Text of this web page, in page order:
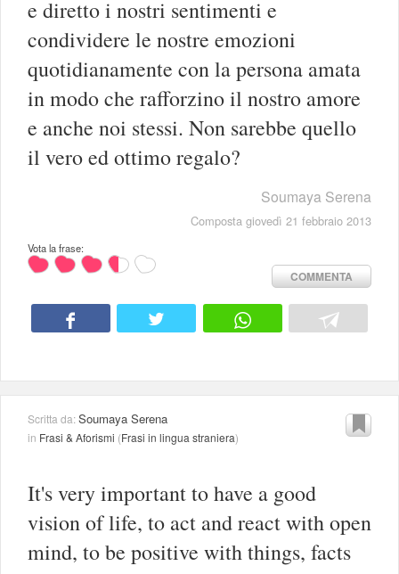
e diretto i nostri sentimenti e
condividere le nostre emozioni
quotidianamente con la persona amata
in modo che rafforzino il nostro amore
e anche noi stessi. Non sarebbe quello
il vero ed ottimo regalo?
Soumaya Serena
Composta giovedì 21 febbraio 2013
Vota la frase:
COMMENTA
Scritta da:Soumaya Serena
in Frasi & Aforismi (Frasi in lingua straniera)
It's very important to have a good
vision of life, to act and react with open
mind, to be positive with things, facts